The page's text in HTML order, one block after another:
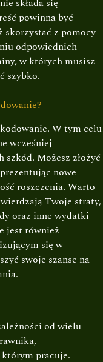
składa się
powinna być
skorzystać z pomocy
odpowiednich
w których musisz
szybko.
W tym celu
wcześniej
Możesz złożyć
nowe
roszczenia. Warto
Twoje straty,
oraz inne wydatki
jest również
się w
swoje szanse na
od wielu
pracuje.